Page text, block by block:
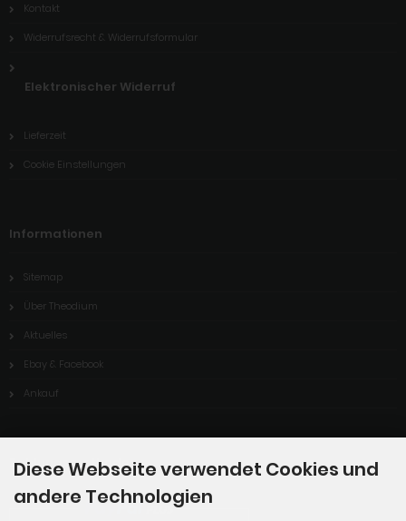
Kontakt
Widerrufsrecht & Widerrufsformular
Elektronischer Widerruf
Lieferzeit
Cookie Einstellungen
Informationen
Sitemap
Über Theodium
Aktuelles
Ebay & Facebook
Ankauf
Zahlungsmethoden
Diese Webseite verwendet Cookies und
andere Technologien